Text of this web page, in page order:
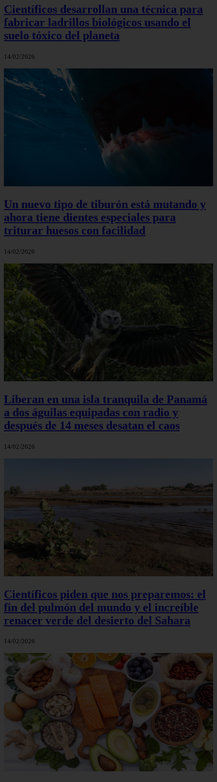
Científicos desarrollan una técnica para
fabricar ladrillos biológicos usando el
suelo tóxico del planeta
14/02/2026
Un nuevo tipo de tiburón está mutando y
ahora tiene dientes especiales para
triturar huesos con facilidad
14/02/2026
Liberan en una isla tranquila de Panamá
a dos águilas equipadas con radio y
después de 14 meses desatan el caos
14/02/2026
Científicos piden que nos preparemos: el
fin del pulmón del mundo y el increíble
renacer verde del desierto del Sahara
14/02/2026